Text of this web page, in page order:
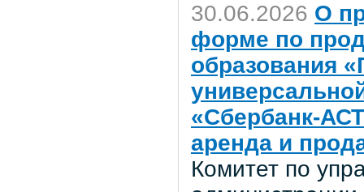
30.06.2026 О
форме по
образования
«Сбербанк-
аренда и
Комитет по